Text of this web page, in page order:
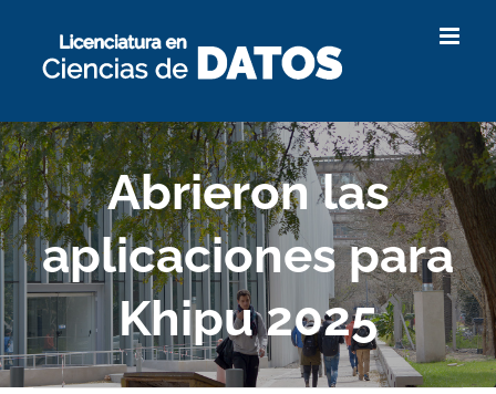
content
Abrieron las
aplicaciones para
Khipu 2025